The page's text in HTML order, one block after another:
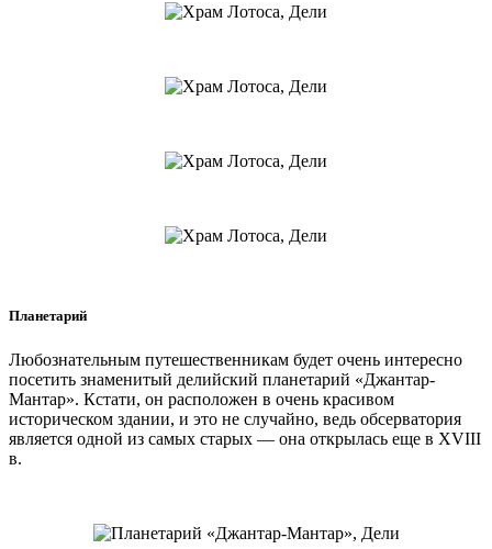
Планетарий
Любознательным путешественникам будет очень интересно
посетить знаменитый делийский планетарий «Джантар-
Мантар». Кстати, он расположен в очень красивом
историческом здании, и это не случайно, ведь обсерватория
является одной из самых старых — она открылась еще в XVIII
в.